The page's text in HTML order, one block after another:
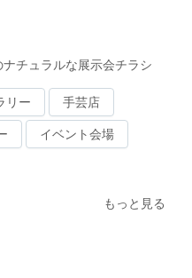
チュラルな展示会チラシ
リー 手芸店
イベント会場
もっと見る